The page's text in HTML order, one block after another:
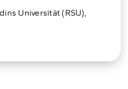
Universität (RSU),